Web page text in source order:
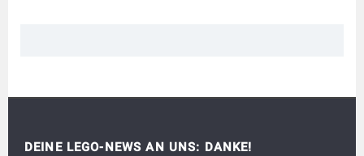
DEINE LEGO-NEWS AN UNS: DANKE!